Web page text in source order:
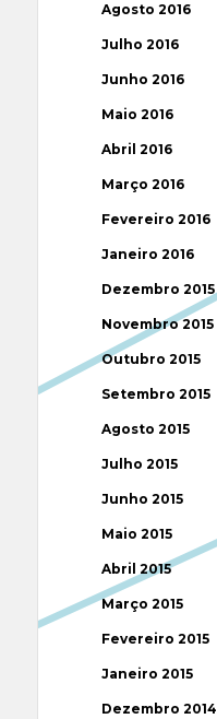
Agosto 2016
Julho 2016
Junho 2016
Maio 2016
Abril 2016
Março 2016
Fevereiro 2016
Janeiro 2016
Dezembro 2015
Novembro 2015
Outubro 2015
Setembro 2015
Agosto 2015
Julho 2015
Junho 2015
Maio 2015
Abril 2015
Março 2015
Fevereiro 2015
Janeiro 2015
Dezembro 2014